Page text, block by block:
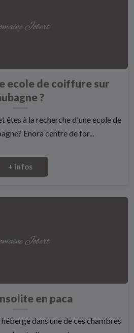
ecole de coiffure sur
?
êtes à la recherche d'une ecole de
Enora centre de for...
+ infos
en paca
dans une de ces chambres